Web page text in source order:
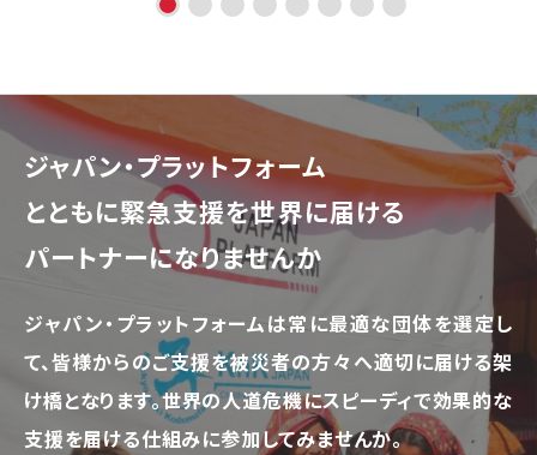
ジャパン・プラットフォーム
とともに緊急支援を世界に届ける
パートナーになりませんか
ジャパン・プラットフォームは常に最適な団体を選定し
て、皆様からのご支援を被災者の方々へ適切に届ける架
け橋となります。世界の人道危機にスピーディで効果的な
支援を届ける仕組みに参加してみませんか。